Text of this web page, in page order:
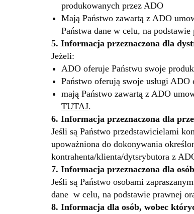
produkowanych przez ADO
Mają Państwo zawartą z ADO
Państwa dane w celu, na
5. Informacja przeznaczona dla
Jeżeli:
ADO oferuje Państwu swoje
Państwo oferują swoje usługi
mają Państwo zawartą z ADO
TUTAJ.
6. Informacja przeznaczona dla
Jeśli są Państwo przedstawicielami
upoważniona do dokonywania
kontrahenta/klienta/dytsrybutora z
7. Informacja przeznaczona dla
Jeśli są Państwo osobami
dane w celu, na podstawie prawnej
8. Informacja dla osób, wobec